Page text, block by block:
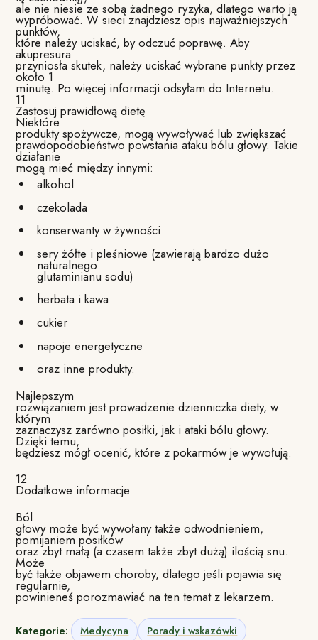
ale nie niesie ze sobą żadnego ryzyka, dlatego warto ją
wypróbować. W sieci znajdziesz opis najważniejszych
punktów,
które należy uciskać, by odczuć poprawę. Aby
akupresura
przyniosła skutek, należy uciskać wybrane punkty przez
około 1
minutę. Po więcej informacji odsyłam do Internetu.
11
Zastosuj prawidłową dietę
Niektóre
produkty spożywcze, mogą wywoływać lub zwiększać
prawdopodobieństwo powstania ataku bólu głowy. Takie
działanie
mogą mieć między innymi:
alkohol
czekolada
konserwanty w żywności
sery żółte i pleśniowe (zawierają bardzo dużo
naturalnego
glutaminianu sodu)
herbata i kawa
cukier
napoje energetyczne
oraz inne produkty.
Najlepszym
rozwiązaniem jest prowadzenie dzienniczka diety, w
którym
zaznaczysz zarówno posiłki, jak i ataki bólu głowy.
Dzięki temu,
będziesz mógł ocenić, które z pokarmów je wywołują.
12
Dodatkowe informacje
Ból
głowy może być wywołany także odwodnieniem,
pomijaniem posiłków
oraz zbyt małą (a czasem także zbyt dużą) ilością snu.
Może
być także objawem choroby, dlatego jeśli pojawia się
regularnie,
powinieneś porozmawiać na ten temat z lekarzem.
Kategorie: Medycyna Porady i wskazówki